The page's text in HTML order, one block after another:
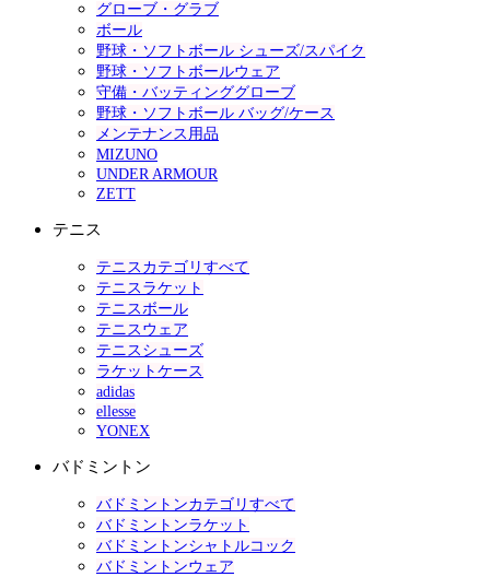
グローブ・グラブ
ボール
野球・ソフトボール シューズ/スパイク
野球・ソフトボールウェア
守備・バッティンググローブ
野球・ソフトボール バッグ/ケース
メンテナンス用品
MIZUNO
UNDER ARMOUR
ZETT
テニス
テニスカテゴリすべて
テニスラケット
テニスボール
テニスウェア
テニスシューズ
ラケットケース
adidas
ellesse
YONEX
バドミントン
バドミントンカテゴリすべて
バドミントンラケット
バドミントンシャトルコック
バドミントンウェア